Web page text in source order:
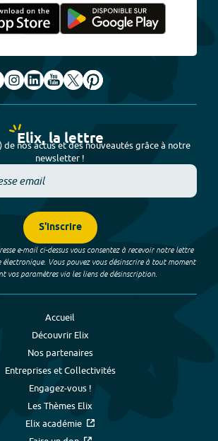
Elix, la lettre
de nos actus et des nouveautés grâce à notre
newsletter !
S'inscrire
e-mail ci-dessus vous consentez à recevoir notre lettre
Vous pouvez vous désinscrire à tout moment
vos paramètres via les liens de désinscription.
Accueil
Découvrir Elix
Nos partenaires
Entreprises et Collectivités
Engagez-vous !
Les Thèmes Elix
Elix académie